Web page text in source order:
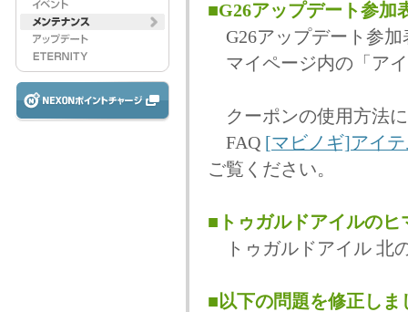
■G26アップデート参加
G26アップデート参加
マイページ内の「ア
クーポンの使用方法
FAQ [マビノギ]アイ
ご覧ください。
■トゥガルドアイルの
トゥガルドアイル 北
■以下の問題を修正しま